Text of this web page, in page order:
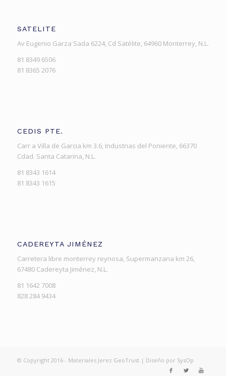
SATELITE
Av Eugenio Garza Sada 6224, Cd Satélite, 64960 Monterrey, N.L.
81 8349 6506
81 8365 2076
CEDIS PTE.
Carr a Villa de Garcia km 3.6, Industrias del Poniente, 66370
Cdad. Santa Catarina, N.L.
81 8343 1614
81 8343 1615
CADEREYTA JIMÉNEZ
Carretera libre monterrey reynosa, Supermanzana km 26,
67480 Cadereyta Jiménez, N.L.
81 1642 7008
828 284 9434
© Copyright 2016 - Materiales Jerez GeoTrust| Diseño por SysOp